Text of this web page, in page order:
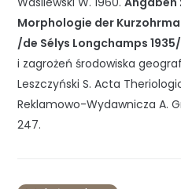
Morphologie der
/de Sélys Longchamps 1935/
i zagrożeń środowiska
Leszczyński S. Acta
Reklamowo-Wydawnicza A.
247.